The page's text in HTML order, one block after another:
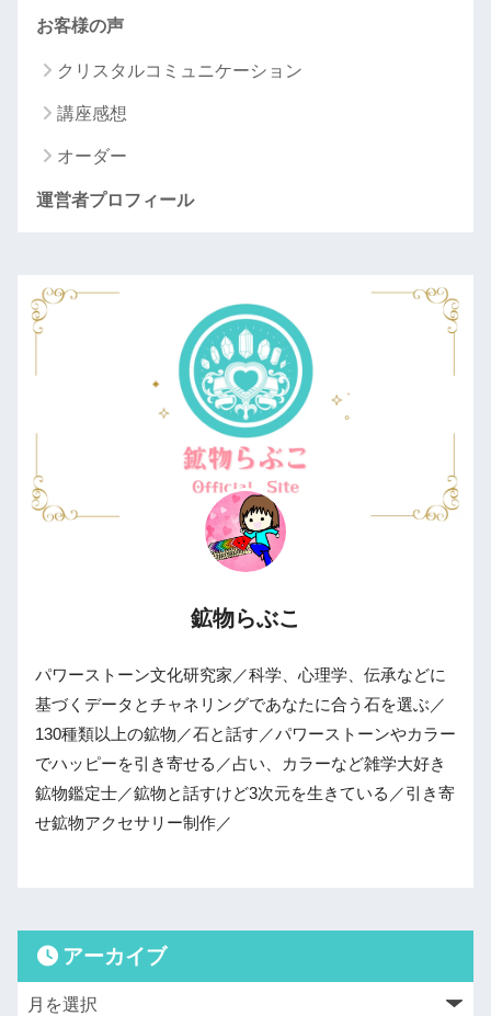
お客様の声
クリスタルコミュニケーション
講座感想
オーダー
運営者プロフィール
鉱物らぶこ
パワーストーン文化研究家／科学、心理学、伝承などに
基づくデータとチャネリングであなたに合う石を選ぶ／
130種類以上の鉱物／石と話す／パワーストーンやカラー
でハッピーを引き寄せる／占い、カラーなど雑学大好き
鉱物鑑定士／鉱物と話すけど3次元を生きている／引き寄
せ鉱物アクセサリー制作／
アーカイブ